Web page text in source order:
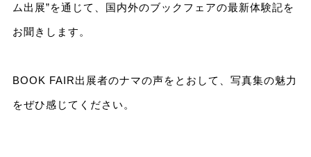
ム出展”を通じて、国内外のブックフェアの最新体験記を
お聞きします。
BOOK FAIR出展者のナマの声をとおして、写真集の魅力
をぜひ感じてください。